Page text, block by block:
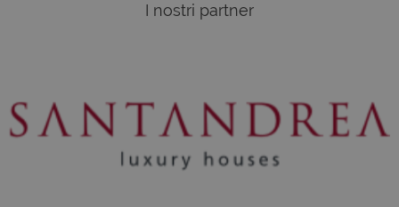
I nostri partner